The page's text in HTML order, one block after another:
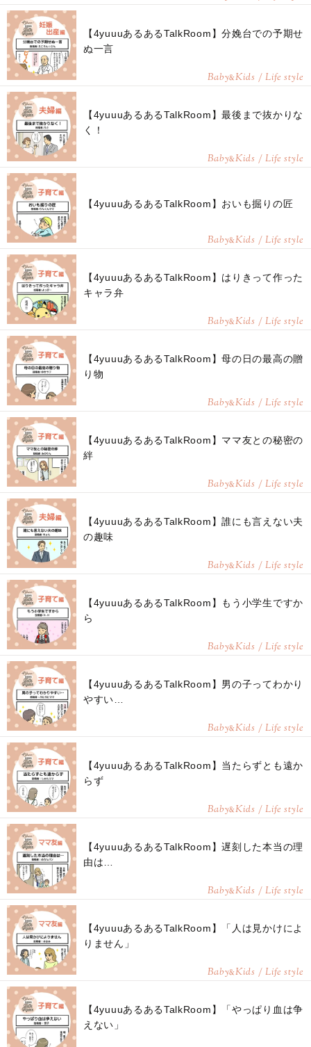
【4yuuuあるあるTalkRoom】分娩台での予期せ
ぬ一言
Baby&Kids / Life style
【4yuuuあるあるTalkRoom】最後まで抜かりな
く！
Baby&Kids / Life style
【4yuuuあるあるTalkRoom】おいも掘りの匠
Baby&Kids / Life style
【4yuuuあるあるTalkRoom】はりきって作った
キャラ弁
Baby&Kids / Life style
【4yuuuあるあるTalkRoom】母の日の最高の贈
り物
Baby&Kids / Life style
【4yuuuあるあるTalkRoom】ママ友との秘密の
絆
Baby&Kids / Life style
【4yuuuあるあるTalkRoom】誰にも言えない夫
の趣味
Baby&Kids / Life style
【4yuuuあるあるTalkRoom】もう小学生ですか
ら
Baby&Kids / Life style
【4yuuuあるあるTalkRoom】男の子ってわかり
やすい…
Baby&Kids / Life style
【4yuuuあるあるTalkRoom】当たらずとも遠か
らず
Baby&Kids / Life style
【4yuuuあるあるTalkRoom】遅刻した本当の理
由は…
Baby&Kids / Life style
【4yuuuあるあるTalkRoom】「人は見かけによ
りません」
Baby&Kids / Life style
【4yuuuあるあるTalkRoom】「やっぱり血は争
えない」